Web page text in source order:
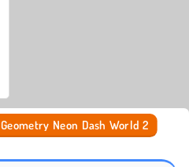
Geometry Neon Dash World 2